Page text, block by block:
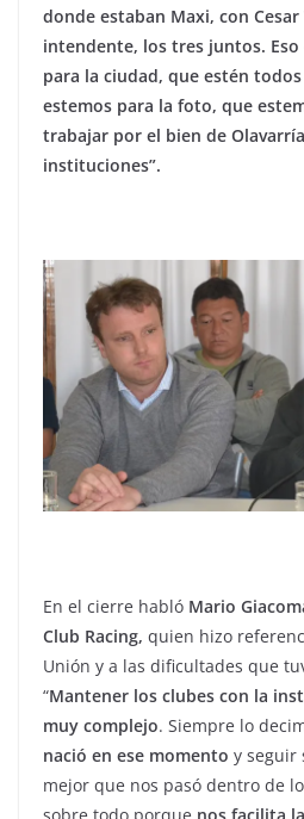
donde estaban Maxi, con
intendente, los tres juntos.
para la ciudad, que estén
estemos para la foto, que
trabajar por el bien de
instituciones”.
En el cierre habló Mario
Club Racing, quien hizo
Unión y a las dificultades que
“Mantener los clubes con la
muy complejo. Siempre lo
nació en ese momento y seguir
mejor que nos pasó dentro de